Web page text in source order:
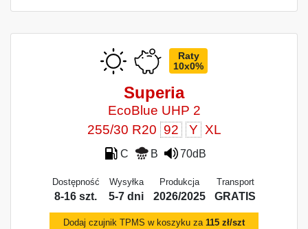
Raty
10x0%
Superia
EcoBlue UHP 2
255/30 R20 92 Y XL
C B 70dB
Dostępność
8-16 szt.
Wysyłka
5-7 dni
Produkcja
2026/2025
Transport
GRATIS
Dodaj czujnik TPMS w koszyku za 115 zł/szt